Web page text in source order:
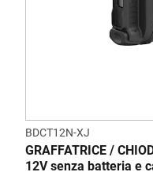
BDCT12N-XJ
GRAFFATRICE /
12V senza batteria e